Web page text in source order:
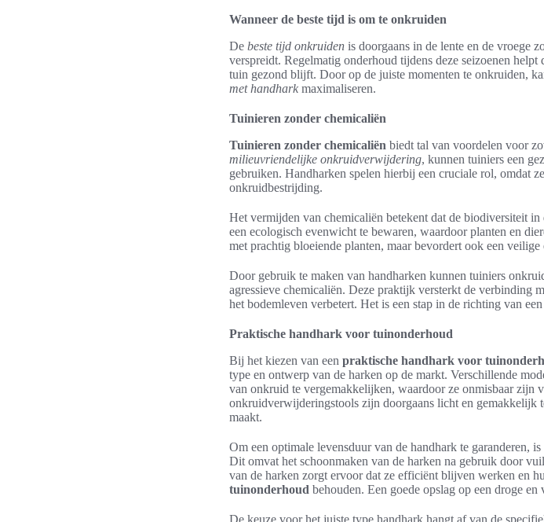
Wanneer de beste tijd is om te onkruiden
De beste tijd onkruiden is doorgaans in de lente en de vroege
verspreidt. Regelmatig onderhoud tijdens deze seizoenen
tuin gezond blijft. Door op de juiste momenten te onkruiden,
met handhark maximaliseren.
Tuinieren zonder chemicaliën
Tuinieren zonder chemicaliën biedt tal van voordelen voor
milieuvriendelijke onkruidverwijdering, kunnen tuiniers een
gebruiken. Handharken spelen hierbij een cruciale rol, omdat
onkruidbestrijding.
Het vermijden van chemicaliën betekent dat de biodiversiteit
een ecologisch evenwicht te bewaren, waardoor planten en
met prachtig bloeiende planten, maar bevordert ook een
Door gebruik te maken van handharken kunnen tuiniers
agressieve chemicaliën. Deze praktijk versterkt de verbinding
het bodemleven verbetert. Het is een stap in de richting van
Praktische handhark voor tuinonderhoud
Bij het kiezen van een praktische handhark voor
type en ontwerp van de harken op de markt. Verschillende
van onkruid te vergemakkelijken, waardoor ze onmisbaar zijn
onkruidverwijderingstools zijn doorgaans licht en gemakkelijk
maakt.
Om een optimale levensduur van de handhark te garanderen,
Dit omvat het schoonmaken van de harken na gebruik door
van de harken zorgt ervoor dat ze efficiënt blijven werken en
tuinonderhoud behouden. Een goede opslag op een droge
De keuze voor het juiste type handhark hangt af van de